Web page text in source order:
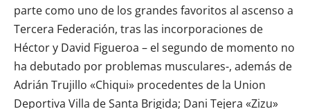
parte como uno de los grandes favoritos al ascenso a
Tercera Federación, tras las incorporaciones de
Héctor y David Figueroa – el segundo de momento no
ha debutado por problemas musculares-, además de
Adrián Trujillo «Chiqui» procedentes de la Union
Deportiva Villa de Santa Brigida; Dani Tejera «Zizu»